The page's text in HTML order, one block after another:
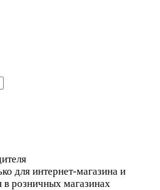
для интернет-магазина и
в розничных магазинах